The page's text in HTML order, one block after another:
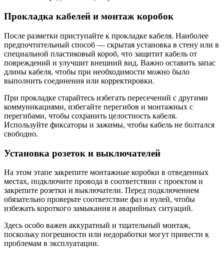
Прокладка кабелей и монтаж коробок
После разметки приступайте к прокладке кабеля. Наиболее
предпочтительный способ — скрытая установка в стену или в
специальной пластиковый короб, что защитит кабель от
повреждений и улучшит внешний вид. Важно оставить запас
длины кабеля, чтобы при необходимости можно было
выполнить соединения или корректировки.
При прокладке старайтесь избегать пересечений с другими
коммуникациями, избегайте перегибов и монтажных с
перегибами, чтобы сохранить целостность кабеля.
Используйте фиксаторы и зажимы, чтобы кабель не болтался
свободно.
Установка розеток и выключателей
На этом этапе закрепите монтажные коробки в отведенных
местах, подключите провода в соответствии с проектом и
закрепите розетки и выключатели. Перед подключением
обязательно проверьте соответствие фаз и нулей, чтобы
избежать короткого замыкания и аварийных ситуаций.
Здесь особо важен аккуратный и тщательный монтаж,
поскольку погрешности или недоработки могут привести к
проблемам в эксплуатации.